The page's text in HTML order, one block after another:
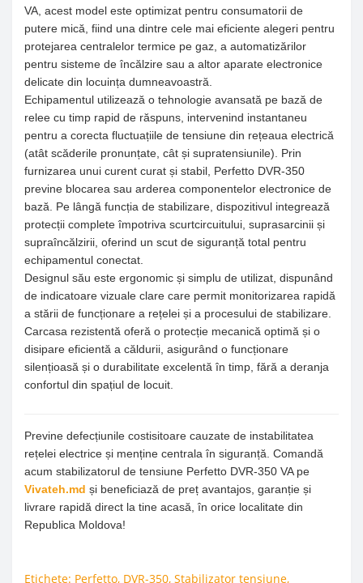
VA, acest model este optimizat pentru consumatorii de
putere mică, fiind una dintre cele mai eficiente alegeri pentru
protejarea centralelor termice pe gaz, a automatizărilor
pentru sisteme de încălzire sau a altor aparate electronice
delicate din locuința dumneavoastră.
Echipamentul utilizează o tehnologie avansată pe bază de
relee cu timp rapid de răspuns, intervenind instantaneu
pentru a corecta fluctuațiile de tensiune din rețeaua electrică
(atât scăderile pronunțate, cât și supratensiunile). Prin
furnizarea unui curent curat și stabil, Perfetto DVR-350
previne blocarea sau arderea componentelor electronice de
bază. Pe lângă funcția de stabilizare, dispozitivul integrează
protecții complete împotriva scurtcircuitului, suprasarcinii și
supraîncălzirii, oferind un scut de siguranță total pentru
echipamentul conectat.
Designul său este ergonomic și simplu de utilizat, dispunând
de indicatoare vizuale clare care permit monitorizarea rapidă
a stării de funcționare a rețelei și a procesului de stabilizare.
Carcasa rezistentă oferă o protecție mecanică optimă și o
disipare eficientă a căldurii, asigurând o funcționare
silențioasă și o durabilitate excelentă în timp, fără a deranja
confortul din spațiul de locuit.
Previne defecțiunile costisitoare cauzate de instabilitatea
rețelei electrice și menține centrala în siguranță. Comandă
acum stabilizatorul de tensiune Perfetto DVR-350 VA pe
Vivateh.md și beneficiază de preț avantajos, garanție și
livrare rapidă direct la tine acasă, în orice localitate din
Republica Moldova!
Etichete: Perfetto, DVR-350, Stabilizator tensiune,